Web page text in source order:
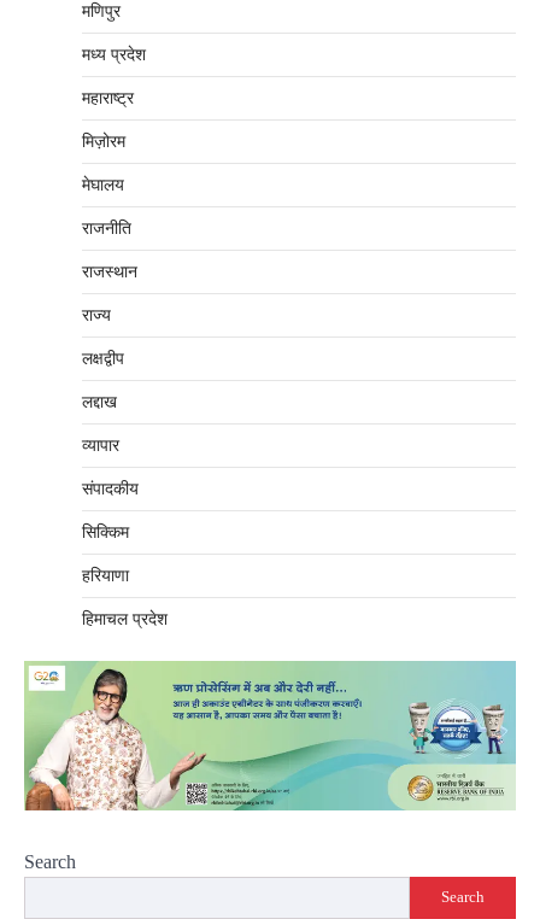
मणिपुर
मध्‍य प्रदेश
महाराष्‍ट्र
मिज़ोरम
मेघालय
राजनीति
राजस्थान
राज्य
लक्षद्वीप
लद्दाख
व्यापार
संपादकीय
सिक्किम
हरियाणा
हिमाचल प्रदेश
Search
Search